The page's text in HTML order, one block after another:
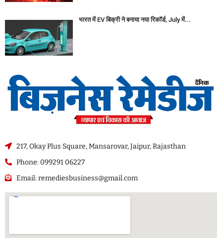
भारत में EV बिक्री ने बनाया नया रिकॉर्ड, July में...
217, Okay Plus Square, Mansarovar, Jaipur, Rajasthan
Phone: 099291 06227
Email: remediesbusiness@gmail.com